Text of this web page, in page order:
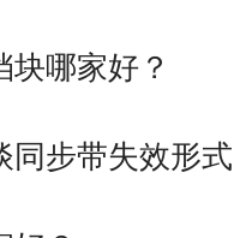
块哪家好？
同步带失效形式